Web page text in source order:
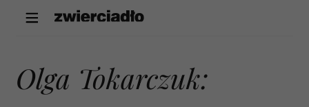
Olga Tokarczuk: